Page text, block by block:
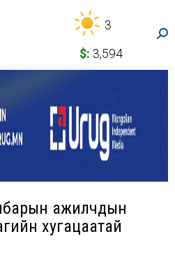
3
$: 3,594
ажилчдын
хугацаатай